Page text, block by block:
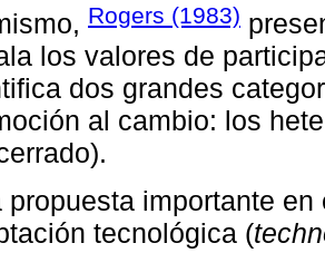
Rogers (1983)
los valores de
dos grandes
al cambio: los
propuesta importante
tecnológica (